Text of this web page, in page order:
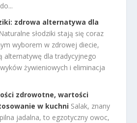
zdrowa alternatywa dla
Naturalne słodziki stają się coraz
wyborem w zdrowej diecie,
alternatywę dla tradycyjnego
żywieniowych i eliminacja
zdrowotne, wartości
w kuchni Salak, znany
jadalna, to egzotyczny owoc,